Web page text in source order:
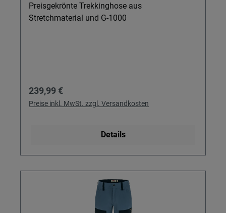
Preisgekrönte Trekkinghose aus
Stretchmaterial und G-1000
Regulärer Preis:
239,99 €
Preise inkl. MwSt. zzgl. Versandkosten
Details